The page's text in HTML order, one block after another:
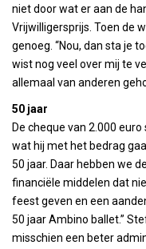
niet door wat er aan de
Vrijwilligersprijs. Toen de
genoeg. “Nou, dan sta je
wist nog veel over mij te
allemaal van anderen
50 jaar
De cheque van 2.000
wat hij met het bedrag
50 jaar. Daar hebben we
financiële middelen dat
feest geven en een
50 jaar Ambino ballet.”
misschien een beter